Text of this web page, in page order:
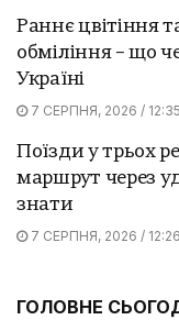
Раннє цвітіння
обміління – що
Україні
7 СЕРПНЯ, 2026 / 12:35
Поїзди у трьох
маршрут через
знати
7 СЕРПНЯ, 2026 / 12:26
ГОЛОВНЕ